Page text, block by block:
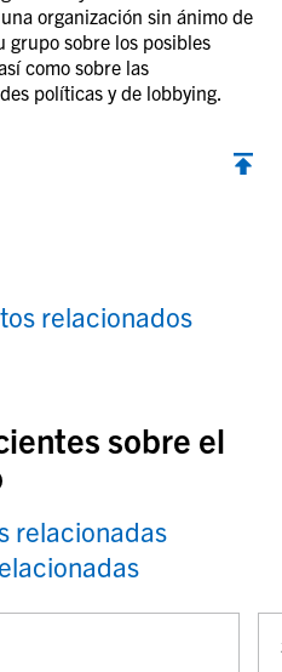
organización sin ánimo de
grupo sobre los posibles
como sobre las
políticas y de lobbying.
relacionados
sobre el
relacionadas